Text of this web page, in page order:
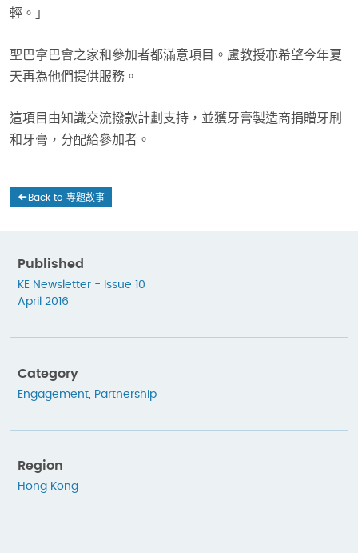
輕。」
聖巴拿巴會之家和參加者都滿意項目。盧教授亦希望今年夏
天再為他們提供服務。
這項目由知識交流撥款計劃支持，並獲牙膏製造商捐贈牙刷
和牙膏，分配給參加者。
Back to 專題故事
Published
KE Newsletter - Issue 10
April 2016
Category
Engagement Partnership
Region
Hong Kong